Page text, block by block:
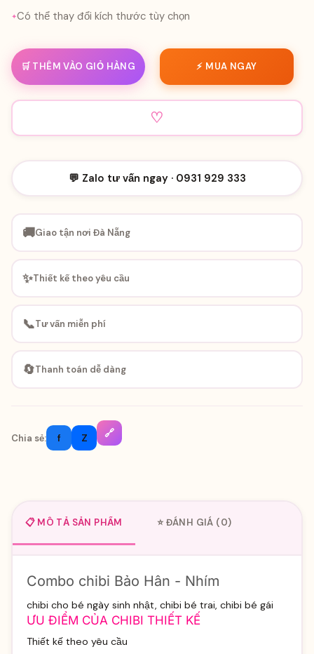
Có thể thay đổi kích thước tùy chọn
🛒 THÊM VÀO GIỎ HÀNG ⚡ MUA NGAY
♡
💬 Zalo tư vấn ngay · 0931 929 333
🚚Giao tận nơi Đà Nẵng
✨Thiết kế theo yêu cầu
📞Tư vấn miễn phí
🔄Thanh toán dễ dàng
Chia sẻ: f Z 🔗
📋 MÔ TẢ SẢN PHẨM ⭐ ĐÁNH GIÁ (0)
Combo chibi Bảo Hân - Nhím
chibi cho bé ngày sinh nhật, chibi bé trai, chibi bé gái
ƯU ĐIỂM CỦA CHIBI THIẾT KẾ
Thiết kế theo yêu cầu